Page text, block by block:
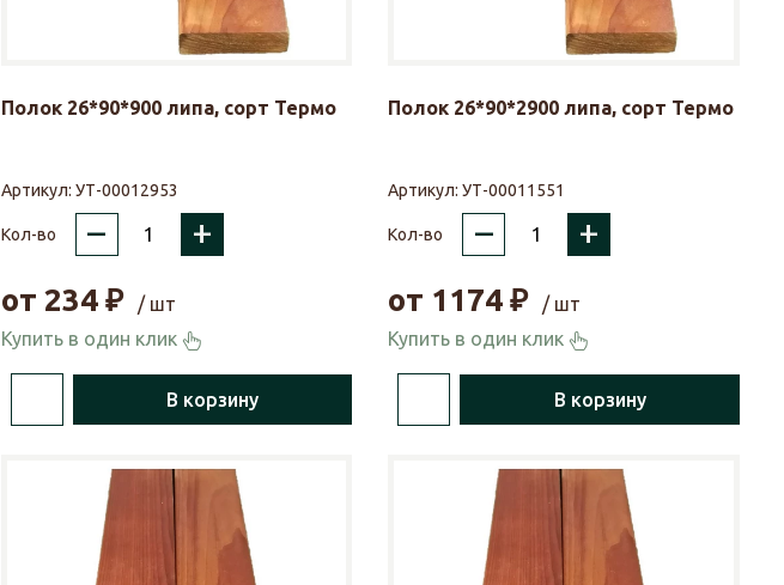
Полок 26*90*900 липа, сорт Термо
Артикул: УТ-00012953
Кол-во – +
от 234₽
/ шт
Купить в один клик
В корзину
Полок 26*90*2900 липа, сорт Термо
Артикул:УТ-00011551
Кол-во – +
от 1174 ₽
/ шт
Купить в один клик
В корзину